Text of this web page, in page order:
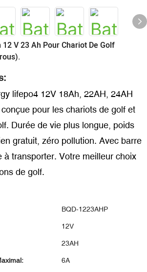
V 23 Ah Pour Chariot De Golf
lifepo4 12V 18Ah, 22AH, 24AH
pour les chariots de golf et
Durée de vie plus longue, poids
gratuit, zéro pollution. Avec barre
à transporter. Votre meilleur choix
de golf.
BQD-1223AHP
12V
23AH
6A